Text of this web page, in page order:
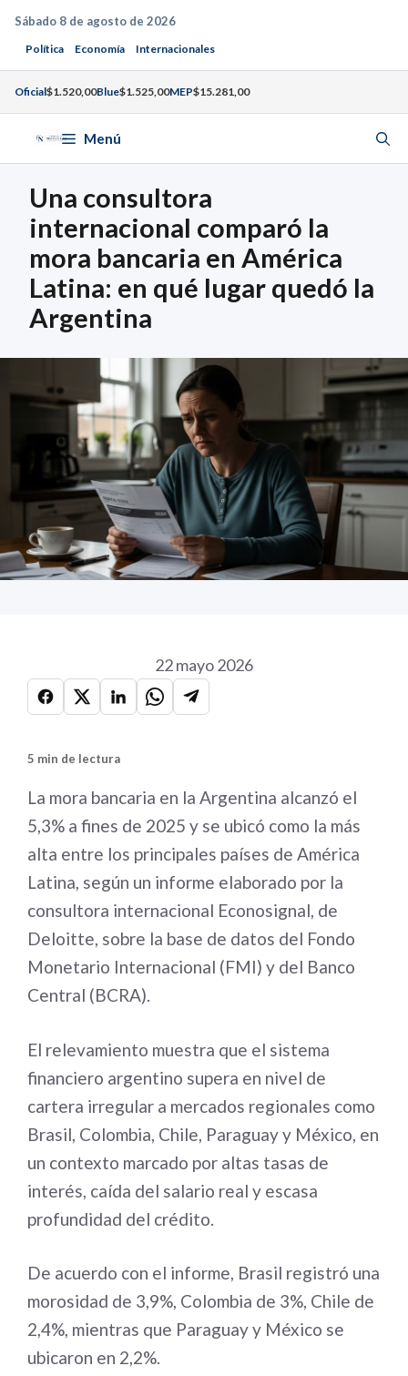
Saltar
contenido
Sábado 8 de agosto de 2026
Política Economía Internacionales
Oficial$1.520,00Blue$1.525,00MEP$15.281,00
Menú
Una consultora
internacional comparó la
mora bancaria en América
Latina: en qué lugar quedó la
Argentina
22 mayo 2026
5 min de lectura
La mora bancaria en la Argentina alcanzó el
5,3% a fines de 2025 y se ubicó como la más
alta entre los principales países de América
Latina, según un informe elaborado por la
consultora internacional Econosignal, de
Deloitte, sobre la base de datos del Fondo
Monetario Internacional (FMI) y del Banco
Central (BCRA).
El relevamiento muestra que el sistema
financiero argentino supera en nivel de
cartera irregular a mercados regionales como
Brasil, Colombia, Chile, Paraguay y México, en
un contexto marcado por altas tasas de
interés, caída del salario real y escasa
profundidad del crédito.
De acuerdo con el informe, Brasil registró una
morosidad de 3,9%, Colombia de 3%, Chile de
2,4%, mientras que Paraguay y México se
ubicaron en 2,2%.